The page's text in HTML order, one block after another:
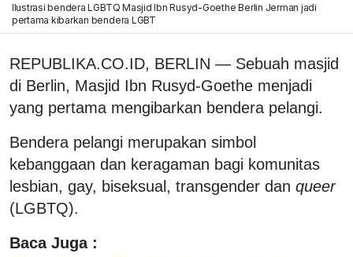
Ilustrasi bendera LGBTQ Masjid Ibn Rusyd-Goethe Berlin Jerman jadi
pertama kibarkan bendera LGBT
REPUBLIKA.CO.ID, BERLIN — Sebuah masjid
di Berlin, Masjid Ibn Rusyd-Goethe menjadi
yang pertama mengibarkan bendera pelangi.
Bendera pelangi merupakan simbol
kebanggaan dan keragaman bagi komunitas
lesbian, gay, biseksual, transgender dan queer
(LGBTQ).
Baca Juga :